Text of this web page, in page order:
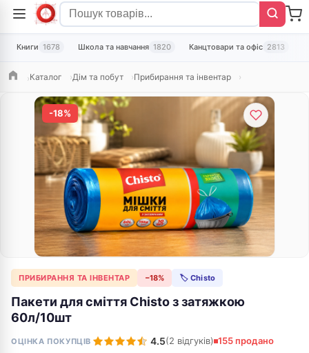
Книги 1678 Школа та навчання 1820 Канцтовари та офіс 2813
ГоловнаКаталог Дім та побут Прибирання та інвентар
-18%
ПРИБИРАННЯ ТА ІНВЕНТАР −18% 🏷 Chisto
Пакети для сміття Chisto з затяжкою
60л/10шт
ОЦІНКА ПОКУПЦІВ 4.5(2 відгуків) 155 продано